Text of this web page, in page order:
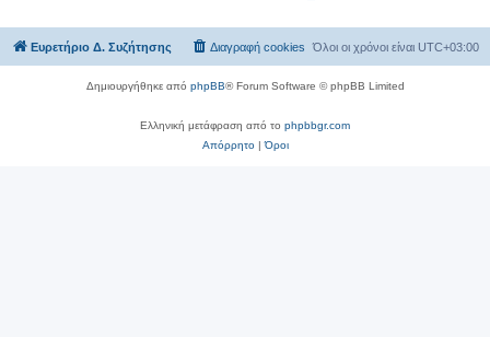
Ευρετήριο Δ. Συζήτησης Όλοι οι χρόνοι είναι UTC+03:00
Διαγραφή cookies
Δημιουργήθηκε από phpBB® Forum Software © phpBB Limited
Ελληνική μετάφραση από το phpbbgr.com
Απόρρητο|Όροι